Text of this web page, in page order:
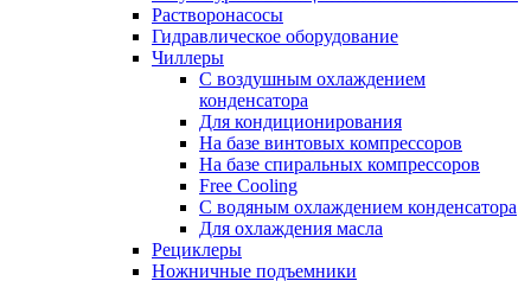
Растворонасосы
Гидравлическое оборудование
Чиллеры
С воздушным охлаждением
конденсатора
Для кондиционирования
На базе винтовых компрессоров
На базе спиральных компрессоров
Free Cooling
С водяным охлаждением конденсатора
Для охлаждения масла
Рециклеры
Ножничные подъемники